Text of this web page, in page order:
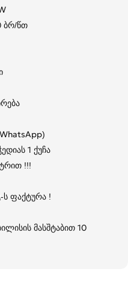
ბრ/წთ
1 ქუჩა
!!!
ს ფაქტურა !
მასშტაბით 10